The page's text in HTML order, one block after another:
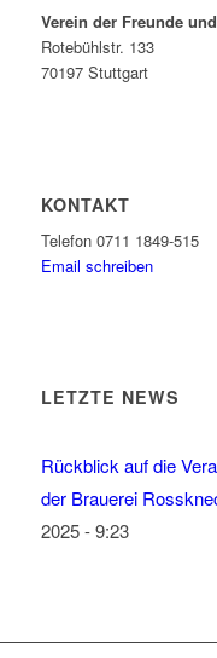
Verein der Freunde
Rotebühlstr. 133
70197 Stuttgart
KONTAKT
Telefon 0711 1849-515
Email schreiben
LETZTE NEWS
Rückblick auf die
der Brauerei
2025 - 9:23